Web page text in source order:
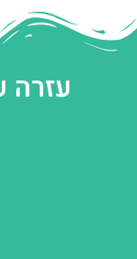
עזרה